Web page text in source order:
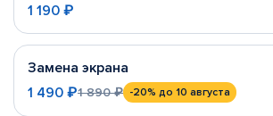
1 190 ₽
Замена экрана
1 490 ₽1 890 ₽ -20% до 10 августа